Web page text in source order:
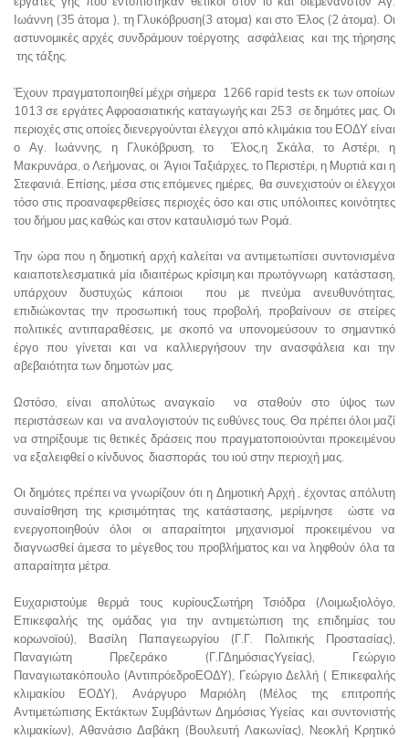
Ιωάννη (35 άτομα ), τη Γλυκόβρυση(3 ατομα) και στο Έλος (2 άτομα). Οι
αστυνομικές αρχές συνδράμουν τοέργοτης ασφάλειας και της τήρησης
της τάξης.
Έχουν πραγματοποιηθεί μέχρι σήμερα 1266 rapid tests εκ των οποίων
1013 σε εργάτες Αφροασιατικής καταγωγής και 253 σε δημότες μας. Οι
περιοχές στις οποίες διενεργούνται έλεγχοι από κλιμάκια του ΕΟΔΥ είναι
ο Αγ. Ιωάννης, η Γλυκόβρυση, το Έλος,η Σκάλα, το Αστέρι, η
Μακρυνάρα, ο Λεήμονας, οι Άγιοι Ταξιάρχες, το Περιστέρι, η Μυρτιά και η
Στεφανιά. Επίσης, μέσα στις επόμενες ημέρες, θα συνεχιστούν οι έλεγχοι
τόσο στις προαναφερθείσες περιοχές όσο και στις υπόλοιπες κοινότητες
του δήμου μας καθώς και στον καταυλισμό των Ρομά.
Την ώρα που η δημοτική αρχή καλείται να αντιμετωπίσει συντονισμένα
καιαποτελεσματικά μία ιδιαιτέρως κρίσιμη και πρωτόγνωρη κατάσταση,
υπάρχουν δυστυχώς κάποιοι που με πνεύμα ανευθυνότητας,
επιδιώκοντας την προσωπική τους προβολή, προβαίνουν σε στείρες
πολιτικές αντιπαραθέσεις, με σκοπό να υπονομεύσουν το σημαντικό
έργο που γίνεται και να καλλιεργήσουν την ανασφάλεια και την
αβεβαιότητα των δημοτών μας.
Ωστόσο, είναι απολύτως αναγκαίο να σταθούν στο ύψος των
περιστάσεων και να αναλογιστούν τις ευθύνες τους. Θα πρέπει όλοι μαζί
να στηρίξουμε τις θετικές δράσεις που πραγματοποιούνται προκειμένου
να εξαλειφθεί ο κίνδυνος διασποράς του ιού στην περιοχή μας.
Οι δημότες πρέπει να γνωρίζουν ότι η Δημοτική Αρχή , έχοντας απόλυτη
συναίσθηση της κρισιμότητας της κατάστασης, μερίμνησε ώστε να
ενεργοποιηθούν όλοι οι απαραίτητοι μηχανισμοί προκειμένου να
διαγνωσθεί άμεσα το μέγεθος του προβλήματος και να ληφθούν όλα τα
απαραίτητα μέτρα.
Ευχαριστούμε θερμά τους κυρίουςΣωτήρη Τσιόδρα (Λοιμωξιολόγο,
Επικεφαλής της ομάδας για την αντιμετώπιση της επιδημίας του
κορωνοϊού), Βασίλη Παπαγεωργίου (Γ.Γ. Πολιτικής Προστασίας),
Παναγιώτη Πρεζεράκο (Γ.ΓΔημόσιαςΥγείας), Γεώργιο
Παναγιωτακόπουλο (ΑντιπρόεδροΕΟΔΥ), Γεώργιο Δελλή ( Επικεφαλής
κλιμακίου ΕΟΔΥ), Ανάργυρο Μαριόλη (Μέλος της επιτροπής
Αντιμετώπισης Εκτάκτων Συμβάντων Δημόσιας Υγείας και συντονιστής
κλιμακίων), Αθανάσιο Δαβάκη (Βουλευτή Λακωνίας), Νεοκλή Κρητικό